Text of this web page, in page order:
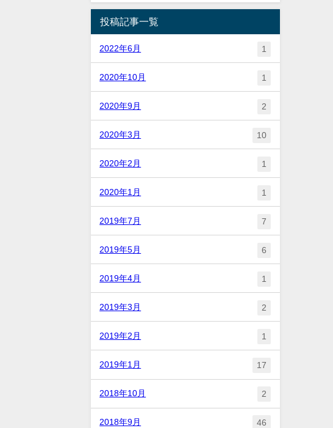
投稿記事一覧
2022年6月 1
2020年10月 1
2020年9月 2
2020年3月 10
2020年2月 1
2020年1月 1
2019年7月 7
2019年5月 6
2019年4月 1
2019年3月 2
2019年2月 1
2019年1月 17
2018年10月 2
2018年9月 46